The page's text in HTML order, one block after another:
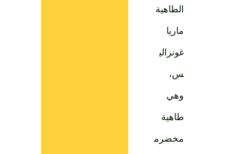
الطاهية
ماريا
غونزالي
وهي
طاهية
مخضرم